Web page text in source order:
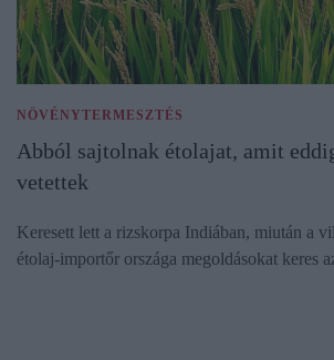
NÖVÉNYTERMESZTÉS
Abból sajtolnak étolajat, amit
vetettek
Keresett lett a rizskorpa Indiában, miután a
étolaj-importőr országa megoldásokat keres